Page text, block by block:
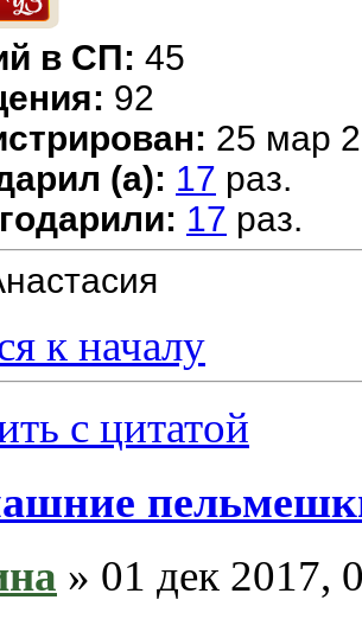
в СП: 45
92
25 мар
(а): 17 раз.
17 раз.
к началу
с цитатой
» 01 дек 2017,